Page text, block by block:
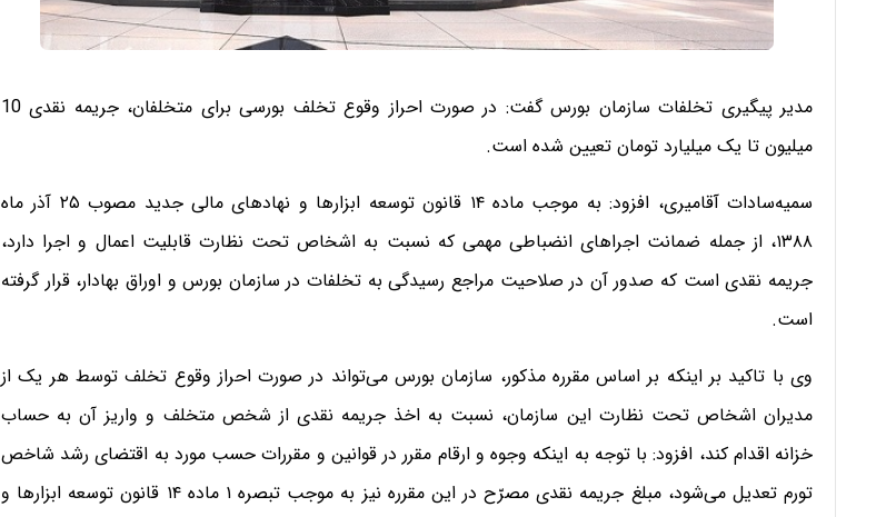
مدیر پیگیری تخلفات سازمان بورس گفت: در صورت احراز وقوع تخلف بورسی برای متخلفان، جریمه نقدی 10
میلیون تا یک میلیارد تومان تعیین شده است.
سمیه‌سادات آقامیری، افزود: به‌ موجب ماده ۱۴ قانون توسعه ابزارها و نهادهای مالی جدید مصوب ۲۵ آذر ماه
۱۳۸۸، از جمله ضمانت اجراهای انضباطی مهمی که نسبت به اشخاص تحت نظارت قابلیت اعمال و اجرا دارد،
جریمه نقدی است که صدور آن در صلاحیت مراجع رسیدگی به تخلفات در سازمان بورس و اوراق بهادار، قرار گرفته
است.
وی با تاکید بر اینکه بر اساس مقرره مذکور، سازمان بورس می‌تواند در صورت احراز وقوع تخلف توسط هر یک از
مدیران اشخاص تحت نظارت این سازمان، نسبت به اخذ جریمه نقدی از شخص متخلف و واریز آن به حساب
خزانه اقدام کند، افزود: با توجه به اینکه وجوه و ارقام مقرر در قوانین و مقررات حسب مورد به اقتضای رشد شاخص
تورم تعدیل می‌شود، مبلغ جریمه نقدی مصرّح در این مقرره نیز به‌ موجب تبصره ۱ ماده ۱۴ قانون توسعه ابزارها و